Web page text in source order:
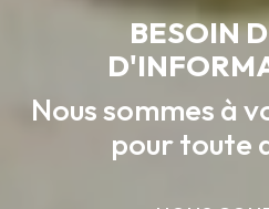
BESOIN
Nous sommes à
pour toute